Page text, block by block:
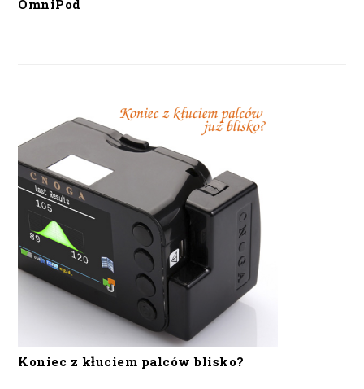
OmniPod
Koniec z kłuciem palców blisko?